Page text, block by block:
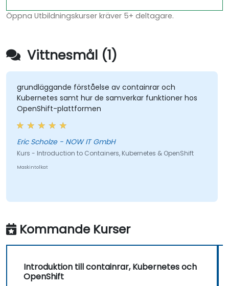
Öppna Utbildningskurser kräver 5+ deltagare.
Vittnesmål (1)
grundläggande förståelse av containrar och
Kubernetes samt hur de samverkar funktioner hos
OpenShift-plattformen
Eric Scholze - NOW IT GmbH
Kurs - Introduction to Containers, Kubernetes & OpenShift
Maskintolkat
Kommande Kurser
Introduktion till containrar, Kubernetes och
OpenShift